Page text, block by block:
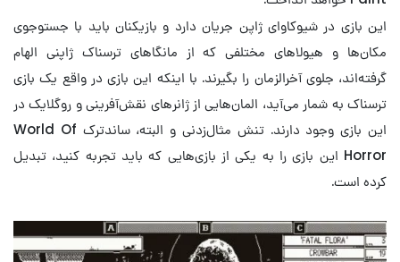
این بازی در شیوکاوای ژاپن جریان دارد و بازیکنان باید با جستوجوی
مکان‌ها و هیولاهای مختلفی که از مانگاهای ترسناک ژاپنی الهام
گرفته‌اند، جلوی آخرالزمان را بگیرند. با اینکه این بازی در واقع یک بازی
ترسناک به شمار می‌آید، المان‌هایی از ژانر‌های نقش‌آفرینی و روگلایک در
این بازی وجود دارند. تنش مثال‌زدنی و البته، ساندترک World Of
Horror این بازی را به یکی از بازی‌هایی که باید تجربه کنید، تبدیل
کرده است.